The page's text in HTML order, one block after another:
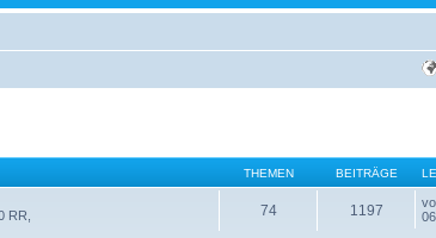
THEMEN BEITRÄGE
RR,
74 1197